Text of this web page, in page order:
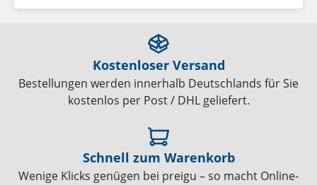
Kostenloser Versand
Bestellungen werden innerhalb Deutschlands für Sie
kostenlos per Post / DHL geliefert.
Schnell zum Warenkorb
Wenige Klicks genügen bei preigu – so macht Online-